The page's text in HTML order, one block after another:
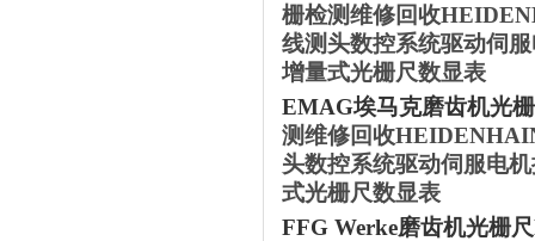
栅检测维修回收
线测头数控系统驱动伺
增量式光栅尺数显表
‌EMAG埃马克‌磨齿机光
测维修回收
头数控系统驱动伺服电
式光栅尺数显表
‌FFG Werke‌磨齿机光栅尺